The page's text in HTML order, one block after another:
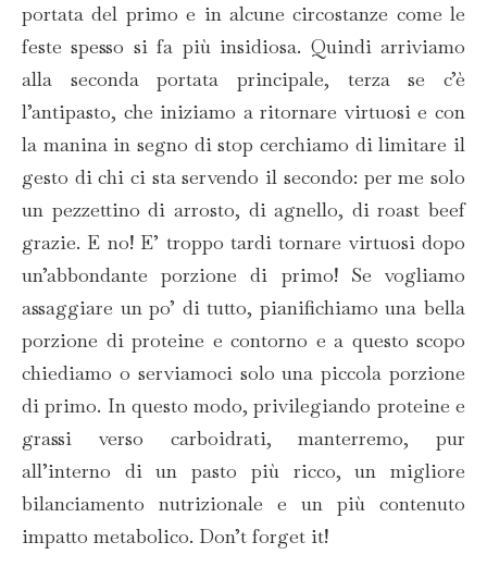
portata del primo e in alcune circostanze come le
feste spesso si fa più insidiosa. Quindi arriviamo
alla seconda portata principale, terza se c’è
l’antipasto, che iniziamo a ritornare virtuosi e con
la manina in segno di stop cerchiamo di limitare il
gesto di chi ci sta servendo il secondo: per me solo
un pezzettino di arrosto, di agnello, di roast beef
grazie. E no! E’ troppo tardi tornare virtuosi dopo
un’abbondante porzione di primo! Se vogliamo
assaggiare un po’ di tutto, pianifichiamo una bella
porzione di proteine e contorno e a questo scopo
chiediamo o serviamoci solo una piccola porzione
di primo. In questo modo, privilegiando proteine e
grassi verso carboidrati, manterremo, pur
all’interno di un pasto più ricco, un migliore
bilanciamento nutrizionale e un più contenuto
impatto metabolico. Don’t forget it!